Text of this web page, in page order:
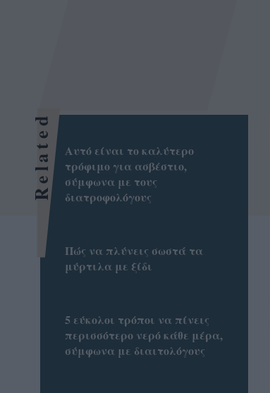
Related
Αυτό είναι το καλύτερο
τρόφιμο για ασβέστιο,
σύμφωνα με τους
διατροφολόγους
Πώς να πλύνεις σωστά τα
μύρτιλα με ξίδι
5 εύκολοι τρόποι να πίνεις
περισσότερο νερό κάθε μέρα,
σύμφωνα με διαιτολόγους